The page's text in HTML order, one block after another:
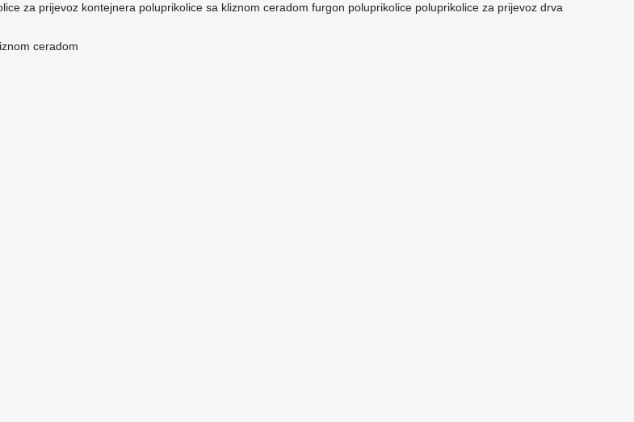
za prijevoz kontejnera poluprikolice sa kliznom ceradom furgon poluprikolice poluprikolice za prijevoz drva
ceradom